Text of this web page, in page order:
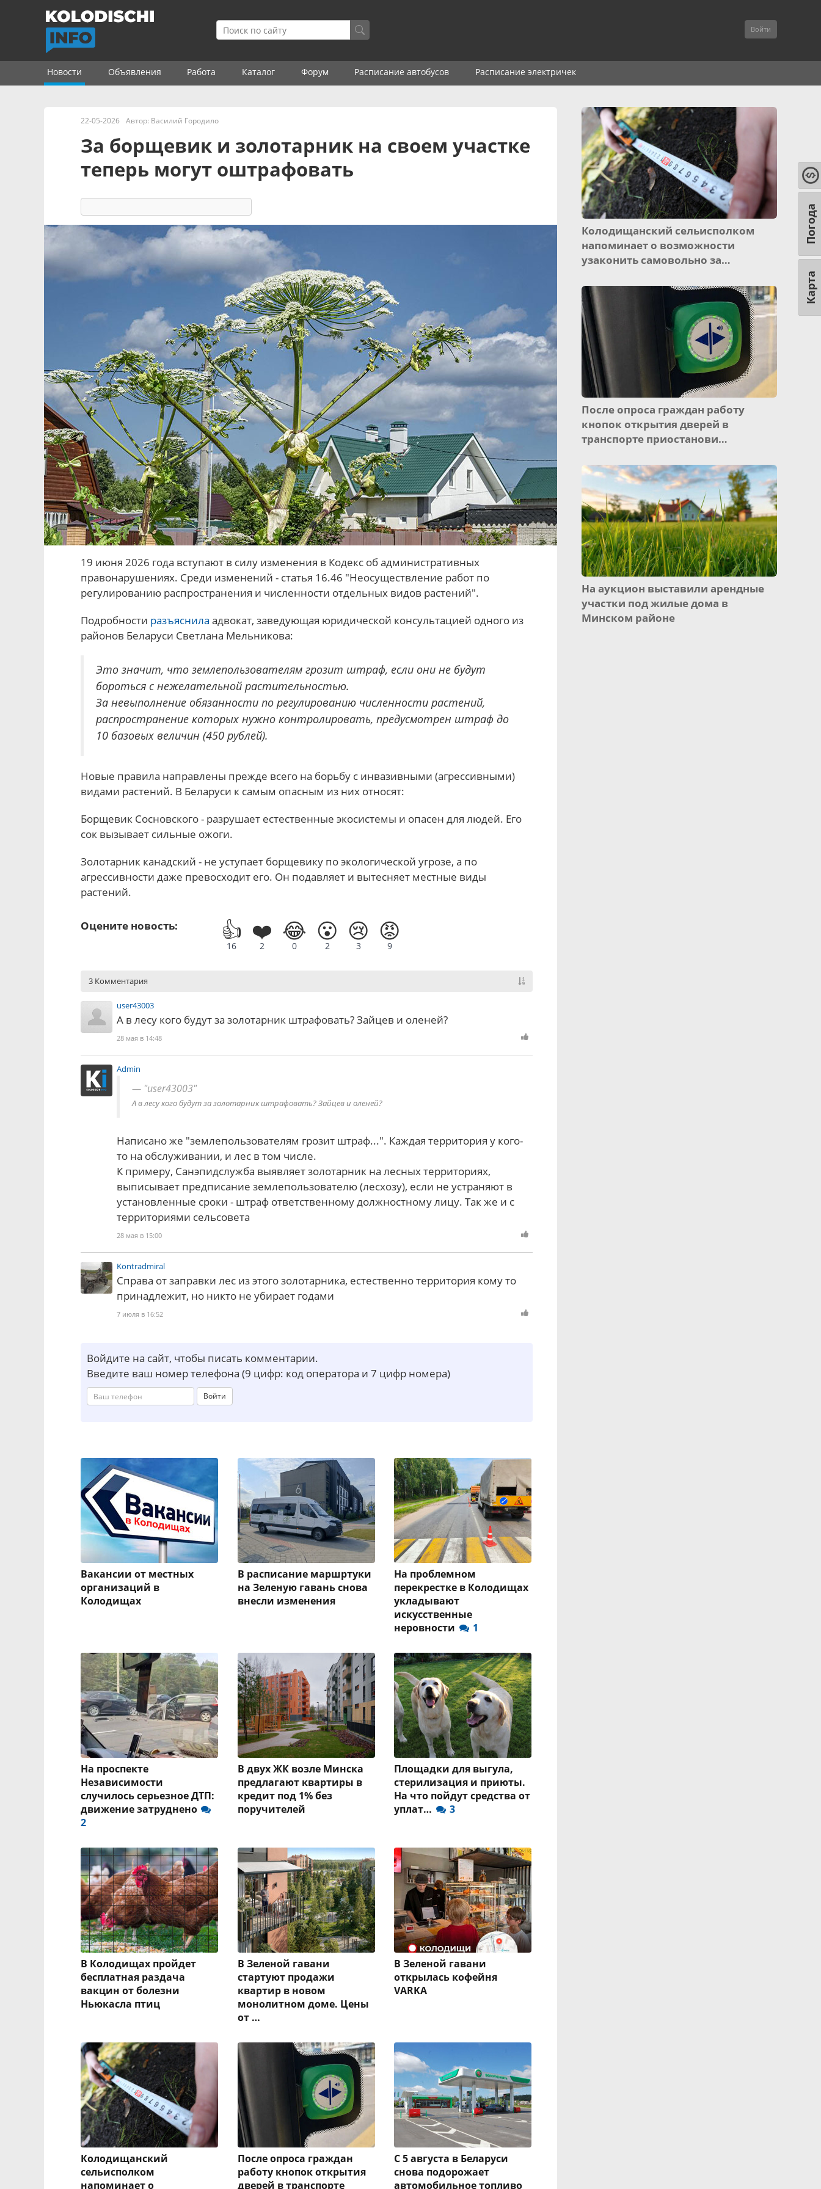
Войти
Новости Объявления Работа Каталог Форум Расписание автобусов Расписание электричек
22-05-2026 Автор: Василий Городило
За борщевик и золотарник на своем участке
теперь могут оштрафовать
19 июня 2026 года вступают в силу изменения в Кодекс об административных
правонарушениях. Среди изменений - статья 16.46 "Неосуществление работ по
регулированию распространения и численности отдельных видов растений".
Подробности разъяснила адвокат, заведующая юридической консультацией одного из
районов Беларуси Светлана Мельникова:
Это значит, что землепользователям грозит штраф, если они не будут
бороться с нежелательной растительностью.
За невыполнение обязанности по регулированию численности растений,
распространение которых нужно контролировать, предусмотрен штраф до
10 базовых величин (450 рублей).
Новые правила направлены прежде всего на борьбу с инвазивными (агрессивными)
видами растений. В Беларуси к самым опасным из них относят:
Борщевик Сосновского - разрушает естественные экосистемы и опасен для людей. Его
сок вызывает сильные ожоги.
Золотарник канадский - не уступает борщевику по экологической угрозе, а по
агрессивности даже превосходит его. Он подавляет и вытесняет местные виды
растений.
Оцените новость: 👍
16
❤️
2
😂
0
😮
2
😢
3
😡
9
3 Комментария
user43003
А в лесу кого будут за золотарник штрафовать? Зайцев и оленей?
28 мая в 14:48
Admin
"user43003"
А в лесу кого будут за золотарник штрафовать? Зайцев и оленей?
Написано же "землепользователям грозит штраф...". Каждая территория у кого-
то на обслуживании, и лес в том числе.
К примеру, Санэпидслужба выявляет золотарник на лесных территориях,
выписывает предписание землепользователю (лесхозу), если не устраняют в
установленные сроки - штраф ответственному должностному лицу. Так же и с
территориями сельсовета
28 мая в 15:00
Kontradmiral
Справа от заправки лес из этого золотарника, естественно территория кому то
принадлежит, но никто не убирает годами
7 июля в 16:52
Войдите на сайт, чтобы писать комментарии.
Введите ваш номер телефона (9 цифр: код оператора и 7 цифр номера)
Войти
Вакансии от местных
организаций в
Колодищах
В расписание маршртуки
на Зеленую гавань снова
внесли изменения
На проблемном
перекрестке в Колодищах
укладывают
искусственные
неровности
1
На проспекте
Независимости
случилось серьезное ДТП:
движение затруднено
2
В двух ЖК возле Минска
предлагают квартиры в
кредит под 1% без
поручителей
Площадки для выгула,
стерилизация и приюты.
На что пойдут средства от
уплат…
3
В Колодищах пройдет
бесплатная раздача
вакцин от болезни
Ньюкасла птиц
В Зеленой гавани
стартуют продажи
квартир в новом
монолитном доме. Цены
от …
В Зеленой гавани
открылась кофейня
VARKA
Колодищанский
сельисполком
напоминает о
После опроса граждан
работу кнопок открытия
дверей в транспорте
С 5 августа в Беларуси
снова подорожает
автомобильное топливо
Колодищанский сельисполком
напоминает о возможности
узаконить самовольно за…
После опроса граждан работу
кнопок открытия дверей в
транспорте приостанови…
На аукцион выставили арендные
участки под жилые дома в
Минском районе
Карта
Погода